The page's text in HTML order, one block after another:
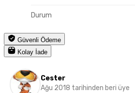
Durum
Güvenli Ödeme
Kolay İade
Cester
Ağu 2018 tarihinden beri üye